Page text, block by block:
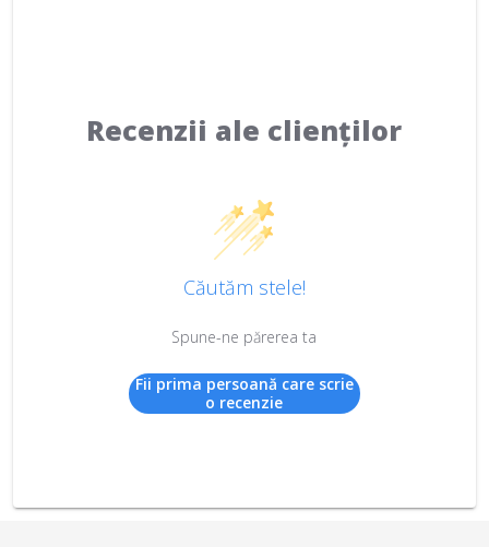
Recenzii ale clienților
Căutăm stele!
Spune-ne părerea ta
Fii prima persoană care scrie
o recenzie